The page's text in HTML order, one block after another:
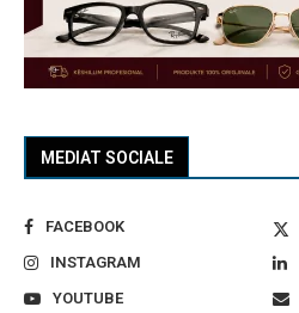
MEDIAT SOCIALE
FACEBOOK
INSTAGRAM
YOUTUBE